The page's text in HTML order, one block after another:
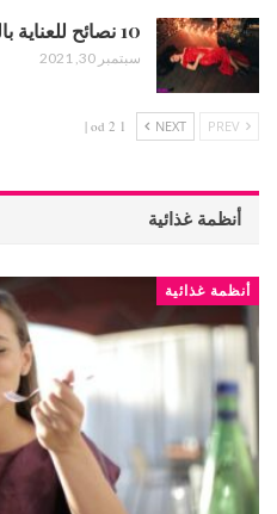
10 نصائح للعناية بالشعر
سبتمبر 30, 2021
NEXT
1 od 2 |
أنظمة غذائية
أنظمة غذائية